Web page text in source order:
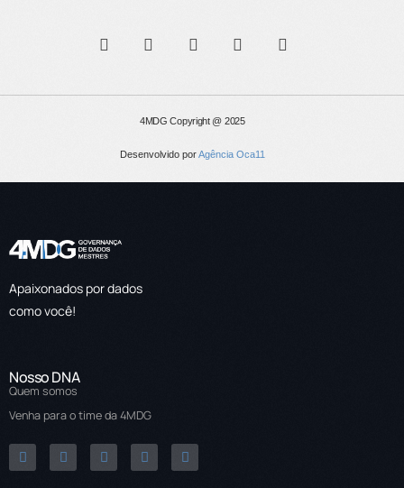
4MDG Copyright @ 2025
Desenvolvido porAgência Oca11
Apaixonados por dados
como você!
Nosso DNA
Quem somos
Venha para o time da 4MDG